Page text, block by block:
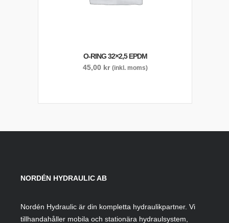
O-RING 32×2,5 EPDM
45,00 kr (inkl. moms)
NORDÉN HYDRAULIC AB
Nordén Hydraulic är din kompletta hydraulikpartner. Vi
tillhandahåller mobila och stationära hydraulsystem,